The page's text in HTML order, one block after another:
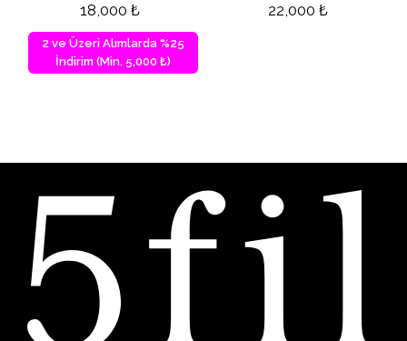
18,000 ₺
2 ve Üzeri Alımlarda %25
İndirim (Min. 5,000 ₺)
22,000 ₺